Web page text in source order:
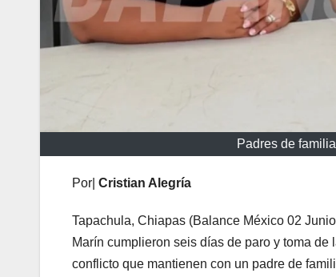
Padres de
Por| Cristian Alegría
Tapachula, Chiapas (Balance México 02
Marín cumplieron seis días de paro y toma
conflicto que mantienen con un padre de